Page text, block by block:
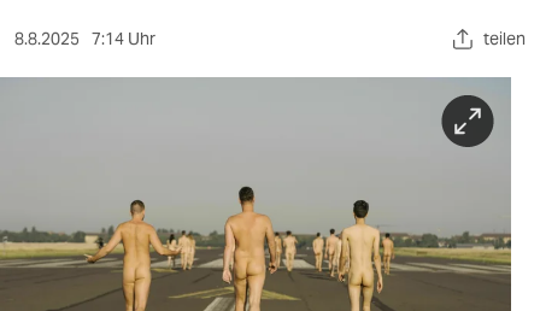
sport
wahrheit
8.8.2025 7:14 Uhr teilen